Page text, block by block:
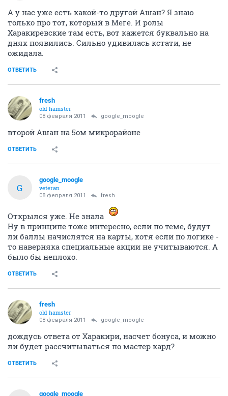
А у нас уже есть какой-то другой Ашан? Я знаю
только про тот, который в Меге. И ролы
Харакиревские там есть, вот кажется буквально на
днях появились. Сильно удивилась кстати, не
ожидала.
ОТВЕТИТЬ
fresh
old hamster
08 февраля 2011 google_moogle
второй Ашан на 5ом микрорайоне
ОТВЕТИТЬ
G
google_moogle
veteran
08 февраля 2011 fresh
Открылся уже. Не знала
Ну в принципе тоже интересно, если по теме, будут
ли баллы начислятся на карты, хотя если по логике -
то наверняка специальные акции не учитываются. А
было бы неплохо.
ОТВЕТИТЬ
fresh
old hamster
08 февраля 2011 google_moogle
дождусь ответа от Харакири, насчет бонуса, и можно
ли будет рассчитываться по мастер кард?
ОТВЕТИТЬ
google_moogle